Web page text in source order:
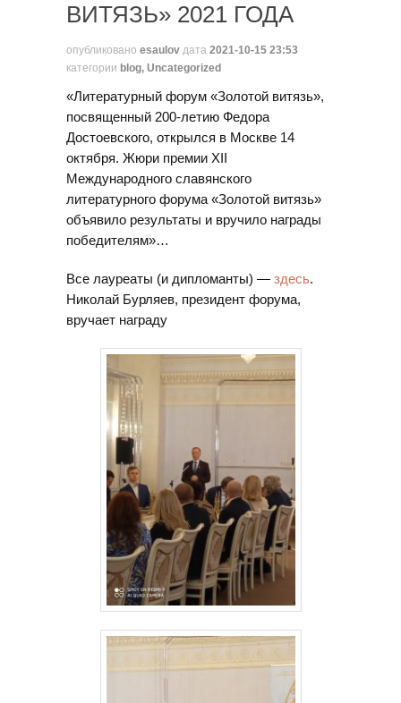
ВИТЯЗЬ» 2021 ГОДА
опубликовано esaulov дата 2021-10-15 23:53
категории blog, Uncategorized
«Литературный форум «Золотой витязь»,
посвященный 200-летию Федора
Достоевского, открылся в Москве 14
октября. Жюри премии XII
Международного славянского
литературного форума «Золотой витязь»
объявило результаты и вручило награды
победителям»…
Все лауреаты (и дипломанты) — здесь.
Николай Бурляев, президент форума,
вручает награду